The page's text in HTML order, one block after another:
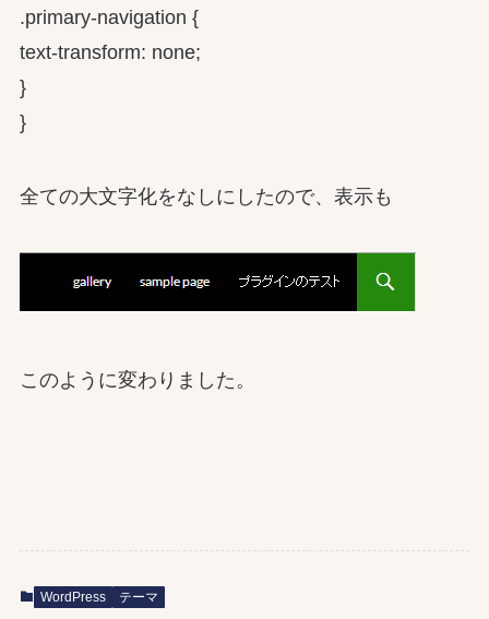
.primary-navigation {
text-transform: none;
}
}
全ての大文字化をなしにしたので、表示も
このように変わりました。
WordPress テーマ